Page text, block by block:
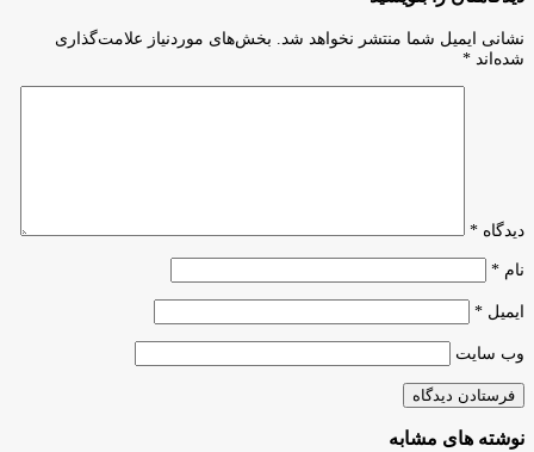
درآمده
است
کارآفرینی
سلامت»
با
هدف
نشانی ایمیل شما منتشر نخواهد شد.
بخش‌های موردنیاز علامت‌گذاری
شده‌اند *
دیدگاه *
نام *
ایمیل *
وب‌ سایت
نوشته های مشابه